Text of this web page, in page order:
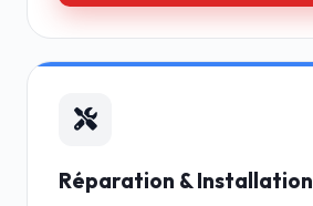
Réparation & Installation